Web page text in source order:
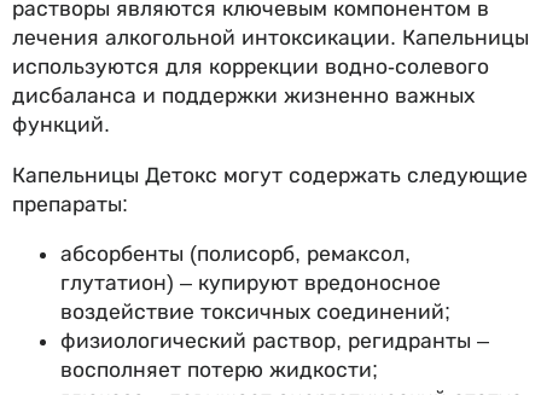
растворы являются ключевым компонентом в
лечения алкогольной интоксикации. Капельницы
используются для коррекции водно-солевого
дисбаланса и поддержки жизненно важных
функций.
Капельницы Детокс могут содержать следующие
препараты:
абсорбенты (полисорб, ремаксол,
глутатион) – купируют вредоносное
воздействие токсичных соединений;
физиологический раствор, регидранты –
восполняет потерю жидкости;